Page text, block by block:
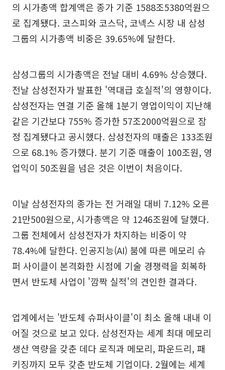
의 시가총액 합계액은 종가 기준 1588조5380억원으
로 집계됐다. 코스피와 코스닥, 코넥스 시장 내 삼성
그룹의 시가총액 비중은 39.65%에 달한다.
삼성그룹의 시가총액은 전날 대비 4.69% 상승했다.
전날 삼성전자가 발표한 '역대급 호실적'의 영향이다.
삼성전자는 연결 기준 올해 1분기 영업이익이 지난해
같은 기간보다 755% 증가한 57조2000억원으로 잠
정 집계됐다고 공시했다. 삼성전자의 매출은 133조원
으로 68.1% 증가했다. 분기 기준 매출이 100조원, 영
업익이 50조원을 넘은 것은 이번이 처음이다.
이날 삼성전자의 종가는 전 거래일 대비 7.12% 오른
21만500원으로, 시가총액은 약 1246조원에 달했다.
그룹 전체에서 삼성전자가 차지하는 비중이 약
78.4%에 달한다. 인공지능(AI) 붐에 따른 메모리 슈
퍼 사이클이 본격화한 시점에 기술 경쟁력을 회복하
면서 반도체 사업이 '깜짝 실적'의 견인한 결과다.
업계에서는 '반도체 슈퍼사이클'이 최소 올해 내내 이
어질 것으로 보고 있다. 삼성전자는 세계 최대 메모리
생산 역량을 갖춘 데다 로직과 메모리, 파운드리, 패
키징까지 모두 갖춘 반도체 기업이다. 2월에는 세계